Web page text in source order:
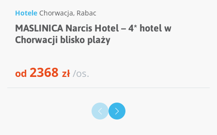
Hotele Chorwacja, Rabac
MASLINICA Narcis Hotel – 4* hotel w
Chorwacji blisko plaży
od 2368 zł/os.